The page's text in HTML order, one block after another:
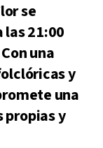
se
21:00
una
y
una
propias y